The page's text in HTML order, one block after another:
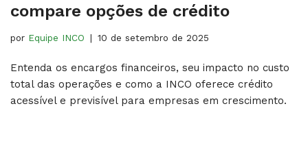
compare opções de crédito
por Equipe INCO 10 de setembro de 2025
Entenda os encargos financeiros, seu impacto no custo
total das operações e como a INCO oferece crédito
acessível e previsível para empresas em crescimento.